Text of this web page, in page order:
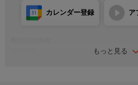
もっと見る
カレンダー登録 ア